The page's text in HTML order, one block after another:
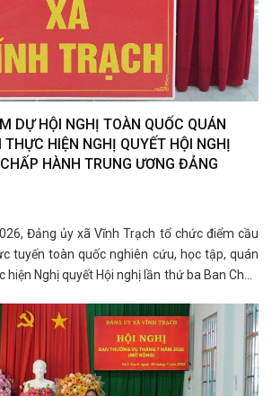
DỰ HỘI NGHỊ TOÀN QUỐC QUÁN
THỰC HIỆN NGHỊ QUYẾT HỘI NGHỊ
HÀNH TRUNG ƯƠNG ĐẢNG
Đảng ủy xã Vĩnh Trạch tổ chức điểm cầu
tuyến toàn quốc nghiên cứu, học tập, quán
Nghị quyết Hội nghị lần thứ ba Ban Chấp